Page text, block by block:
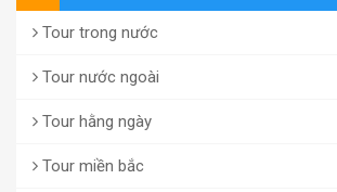
Tour trong nước
Tour nước ngoài
Tour hằng ngày
Tour miền bắc